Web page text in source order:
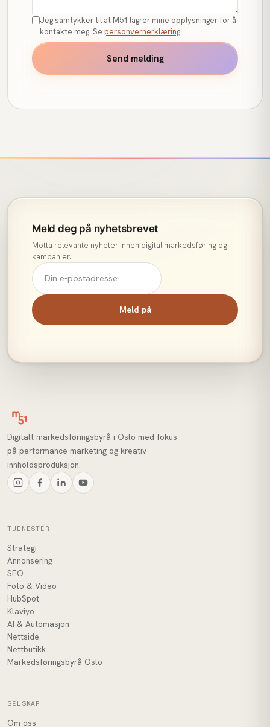
Jeg samtykker til at M51 lagrer mine opplysninger for å
kontakte meg. Se personvernerklæring.
Send melding
Meld deg på nyhetsbrevet
Motta relevante nyheter innen digital markedsføring og
kampanjer.
Meld på
Digitalt markedsføringsbyrå i Oslo med fokus
på performance marketing og kreativ
innholdsproduksjon.
TJENESTER
Strategi
Annonsering
SEO
Foto & Video
HubSpot
Klaviyo
AI & Automasjon
Nettside
Nettbutikk
Markedsføringsbyrå Oslo
SELSKAP
Om oss